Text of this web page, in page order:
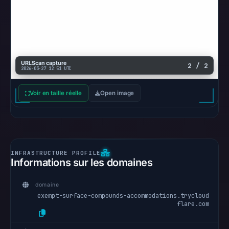
URLScan capture
2026-03-27 12:51 UTC 2 / 2
Voir en taille réelle Open image
Informations sur les domaines
domaine
exempt-surface-compounds-accommodations.trycloud
flare.com